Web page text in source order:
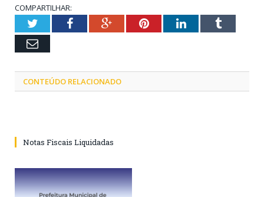
COMPARTILHAR:
TwitterFacebookGoogle+PinterestLinkedInTumblr
Email
CONTEÚDO RELACIONADO
Notas Fiscais Liquidadas